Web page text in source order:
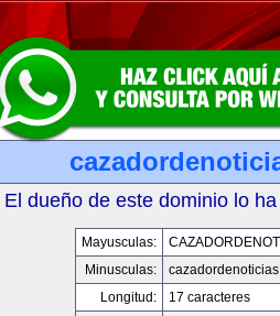
El dueño de este dominio lo
Mayusculas:
Minusculas:
Longitud:
17 caracteres